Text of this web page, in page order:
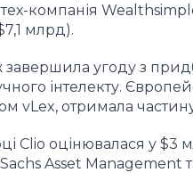
компанія
млрд).
завершила угоду з
інтелекту.
vLex, отримала
Clio оцінювалася у $3
Asset Management